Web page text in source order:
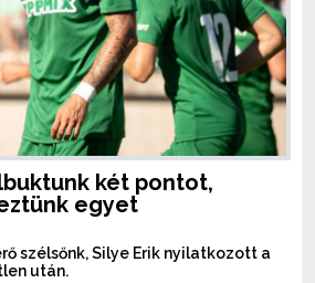
két pontot,
egyet
szélsőnk, Silye Erik nyilatkozott a
után.